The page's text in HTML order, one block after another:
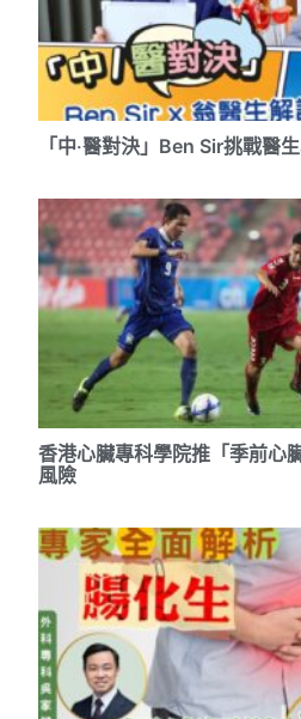
「中‧醫對決」Ben Sir挑戰醫
香港心臟專科學院推「季前心
風險